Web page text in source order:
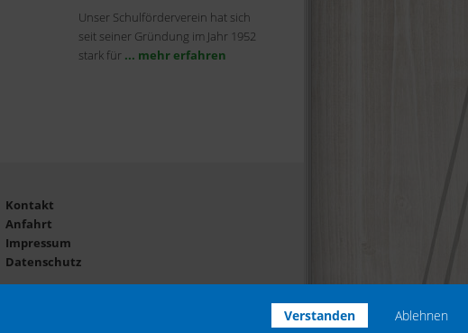
Verstanden Ablehnen
Unser Schulförderverein hat sich
seit seiner Gründung im Jahr 1952
stark für ... mehr erfahren
Kontakt
Anfahrt
Impressum
Datenschutz